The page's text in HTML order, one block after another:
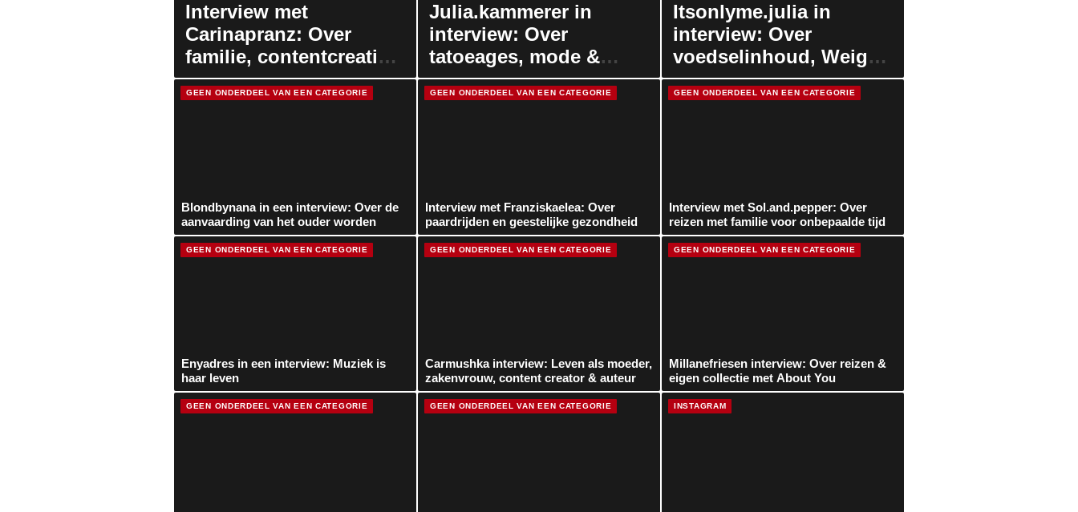
Interview met
Carinapranz: Over
familie, contentcreatie
& het dagelijks leven
Julia.kammerer in
interview: Over
tatoeages, mode &
Coachella
Itsonlyme.julia in
interview: Over
voedselinhoud, Weight
Watchers & Plan B
GEEN ONDERDEEL VAN EEN CATEGORIE
Blondbynana in een interview: Over de
aanvaarding van het ouder worden
GEEN ONDERDEEL VAN EEN CATEGORIE
Interview met Franziskaelea: Over
paardrijden en geestelijke gezondheid
GEEN ONDERDEEL VAN EEN CATEGORIE
Interview met Sol.and.pepper: Over
reizen met familie voor onbepaalde tijd
GEEN ONDERDEEL VAN EEN CATEGORIE
Enyadres in een interview: Muziek is
haar leven
GEEN ONDERDEEL VAN EEN CATEGORIE
Carmushka interview: Leven als moeder,
zakenvrouw, content creator & auteur
GEEN ONDERDEEL VAN EEN CATEGORIE
Millanefriesen interview: Over reizen &
eigen collectie met About You
GEEN ONDERDEEL VAN EEN CATEGORIE GEEN ONDERDEEL VAN EEN CATEGORIE INSTAGRAM